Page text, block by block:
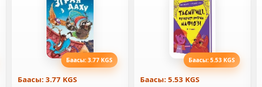
Баасы: 3.77 KGS
Баасы: 3.77 KGS
Баасы: 5.53 KGS
Баасы: 5.53 KGS